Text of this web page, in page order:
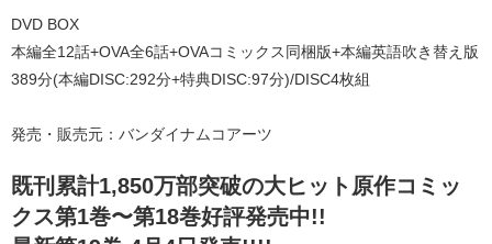
DVD BOX
本編全12話+OVA全6話+OVAコミックス同梱版+本編英語吹き替え版
389分(本編DISC:292分+特典DISC:97分)/DISC4枚組
発売・販売元：バンダイナムコアーツ
既刊累計1,850万部突破の大ヒット原作コミッ
クス第1巻〜第18巻好評発売中!!